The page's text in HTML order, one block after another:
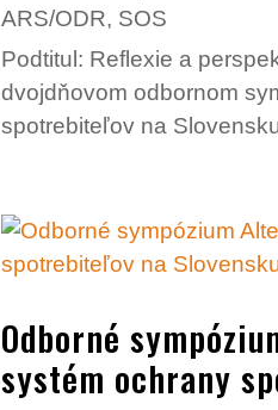
ARS/ODR, SOS
Podtitul: Reflexie a
dvojdňovom odbornom
spotrebiteľov na
Odborné
systém ochrany